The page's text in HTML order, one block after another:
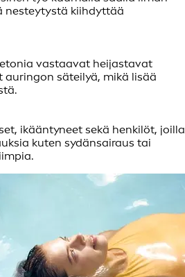
nesteytystä kiihdyttää
vastaavat heijastavat
säteilyä, mikä lisää
ikääntyneet sekä henkilöt, joilla
kuten sydänsairaus tai